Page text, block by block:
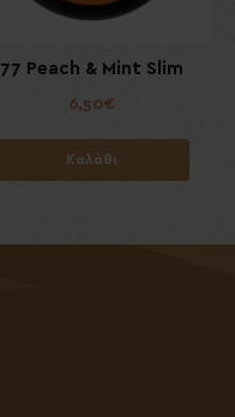
77 Peach & Mint Slim
6,50€
Καλάθι